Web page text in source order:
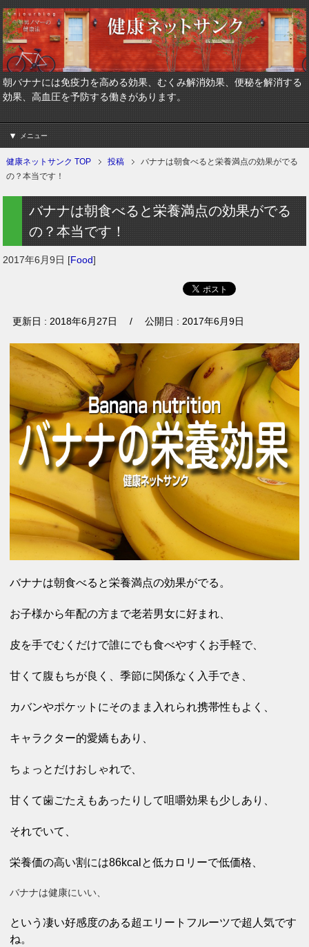
朝バナナには免疫力を高める効果、むくみ解消効果、便秘を解消する
効果、高血圧を予防する働きがあります。
メニュー
健康ネットサンク TOP 投稿
バナナは朝食べると栄養満点の効果がでる
の？本当です！
バナナは朝食べると栄養満点の効果がでる
の？本当です！
2017年6月9日 [Food]
更新日 : 2018年6月27日 /公開日 : 2017年6月9日
バナナは朝食べると栄養満点の効果がでる。
お子様から年配の方まで老若男女に好まれ、
皮を手でむくだけで誰にでも食べやすくお手軽で、
甘くて腹もちが良く、季節に関係なく入手でき
カバンやポケットにそのまま入れられ携帯性もよく、
キャラクター的愛嬌もあり、
ちょっとだけおしゃれで、
甘くて歯ごたえもあったりして咀嚼効果も少しあり、
それでいて、
栄養価の高い割には86kcalと低カロリーで低価格、
バナナは健康にいい、
という凄い好感度のある超エリートフルーツで超人気です
ね。